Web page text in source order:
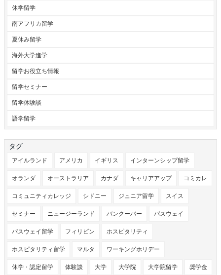
休学留学
南アフリカ留学
夏休み留学
海外大学進学
留学お役立ち情報
留学セミナー
留学体験談
語学留学
タグ
アイルランド アメリカ イギリス インターンシップ留学
オランダ オーストラリア カナダ キャリアアップ コミカレ
コミュニティカレッジ シドニー ジュニア留学 スイス
セミナー ニュージーランド バンクーバー パスウェイ
パスウェイ留学 フィリピン ホスピタリティ
ホスピタリティ留学 マルタ ワーキングホリデー
休学・認定留学 体験談 大学 大学院 大学院留学 奨学金